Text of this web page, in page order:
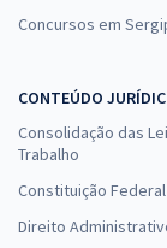
Concursos em
CONTEÚDO
Consolidação das
Trabalho
Constituição Federal
Direito